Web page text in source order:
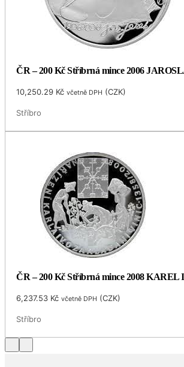
ČR – 200 Kč Stříbrná mince 2006
10,250.29 Kč včetně DPH (CZK)
Stříbro
ČR – 200 Kč Stříbrná mince 2008 KAREL
6,237.53 Kč včetně DPH (CZK)
Stříbro